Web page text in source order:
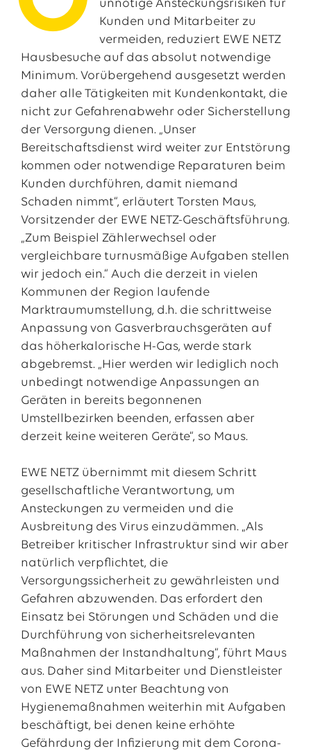
unnötige Ansteckungsrisiken für
Kunden und Mitarbeiter zu
vermeiden, reduziert EWE NETZ
Hausbesuche auf das absolut notwendige
Minimum. Vorübergehend ausgesetzt werden
daher alle Tätigkeiten mit Kundenkontakt, die
nicht zur Gefahrenabwehr oder Sicherstellung
der Versorgung dienen. „Unser
Bereitschaftsdienst wird weiter zur Entstörung
kommen oder notwendige Reparaturen beim
Kunden durchführen, damit niemand
Schaden nimmt“, erläutert Torsten Maus,
Vorsitzender der EWE NETZ-Geschäftsführung.
„Zum Beispiel Zählerwechsel oder
vergleichbare turnusmäßige Aufgaben stellen
wir jedoch ein.“ Auch die derzeit in vielen
Kommunen der Region laufende
Marktraumumstellung, d.h. die schrittweise
Anpassung von Gasverbrauchsgeräten auf
das höherkalorische H-Gas, werde stark
abgebremst. „Hier werden wir lediglich noch
unbedingt notwendige Anpassungen an
Geräten in bereits begonnenen
Umstellbezirken beenden, erfassen aber
derzeit keine weiteren Geräte“, so Maus.
EWE NETZ übernimmt mit diesem Schritt
gesellschaftliche Verantwortung, um
Ansteckungen zu vermeiden und die
Ausbreitung des Virus einzudämmen. „Als
Betreiber kritischer Infrastruktur sind wir aber
natürlich verpflichtet, die
Versorgungssicherheit zu gewährleisten und
Gefahren abzuwenden. Das erfordert den
Einsatz bei Störungen und Schäden und die
Durchführung von sicherheitsrelevanten
Maßnahmen der Instandhaltung“, führt Maus
aus. Daher sind Mitarbeiter und Dienstleister
von EWE NETZ unter Beachtung von
Hygienemaßnahmen weiterhin mit Aufgaben
beschäftigt, bei denen keine erhöhte
Gefährdung der Infizierung mit dem Corona-
Das EWE-Jobportal
Unsere neuesten Stellenangebote